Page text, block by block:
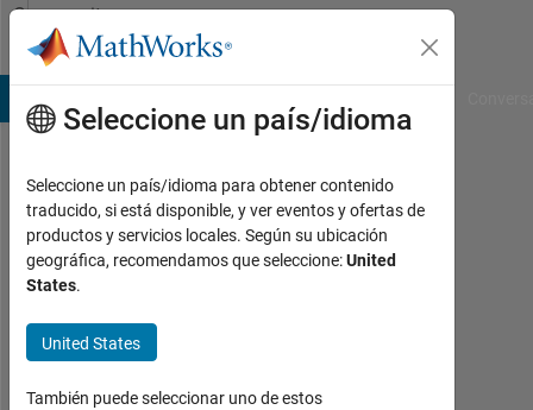
Saltar al contenido
Community
Profile
Aya
Ahmed
Faculty
of
Engineering
Last
Seleccione un país/idioma
Seleccione un país/idioma para obtener contenido
traducido, si está disponible, y ver eventos y ofertas de
productos y servicios locales. Según su ubicación
geográfica, recomendamos que seleccione:United
States.
United States
También puede seleccionar uno de estos